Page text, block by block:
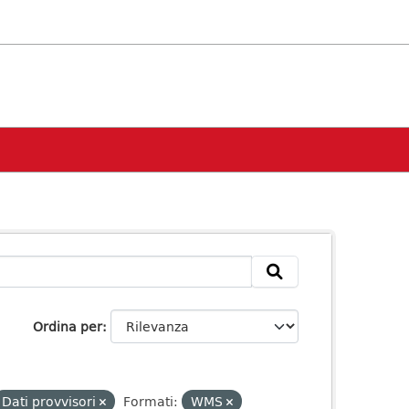
Ordina per
Dati provvisori Formati: WMS